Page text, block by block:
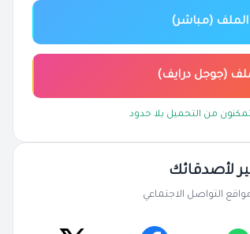
(مباشر)
(جوجل درايف)
من التحميل بلا حدود
لأصدقائك
التواصل الاجتماعي